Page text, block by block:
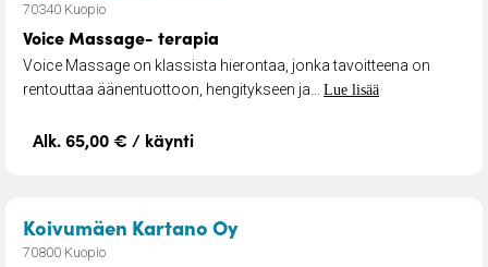
70340 Kuopio
Voice Massage- terapia
Voice Massage on klassista hierontaa, jonka tavoitteena on
rentouttaa äänentuottoon, hengitykseen ja... Lue lisää
Alk. 65,00 € / käynti
Koivumäen Kartano Oy– Juhlatilat, catering ja
70800 Kuopio